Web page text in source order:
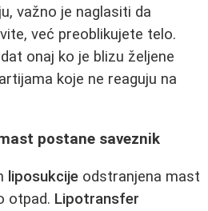
važno je naglasiti da
već preoblikujete telo.
onaj ko je blizu željene
koje ne reaguju na
postane saveznik
liposukcije odstranjena mast
otpad. Lipotransfer